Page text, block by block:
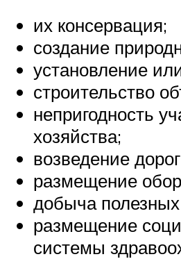
их консервация;
создание
установление
строительство
непригодность
хозяйства;
возведение
размещение
добыча
размещение
системы